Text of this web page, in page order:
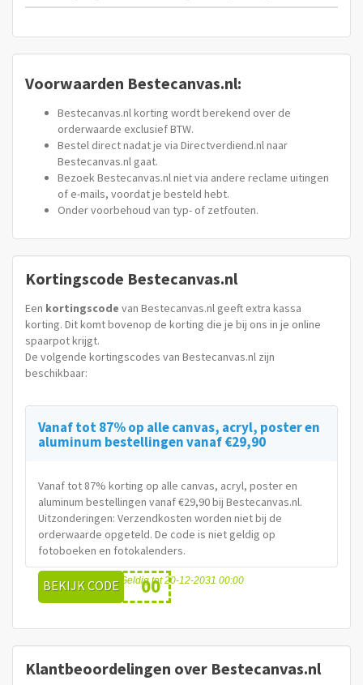
Voorwaarden Bestecanvas.nl:
Bestecanvas.nl korting wordt berekend over de
orderwaarde exclusief BTW.
Bestel direct nadat je via Directverdiend.nl naar
Bestecanvas.nl gaat.
Bezoek Bestecanvas.nl niet via andere reclame uitingen
of e-mails, voordat je besteld hebt.
Onder voorbehoud van typ- of zetfouten.
Kortingscode Bestecanvas.nl
Een kortingscode van Bestecanvas.nl geeft extra kassa
korting. Dit komt bovenop de korting die je bij ons in je online
spaarpot krijgt.
De volgende kortingscodes van Bestecanvas.nl zijn
beschikbaar:
Vanaf tot 87% op alle canvas, acryl, poster en
aluminum bestellingen vanaf €29,90
Vanaf tot 87% korting op alle canvas, acryl, poster en
aluminum bestellingen vanaf €29,90 bij Bestecanvas.nl.
Uitzonderingen: Verzendkosten worden niet bij de
orderwaarde opgeteld. De code is niet geldig op
fotoboeken en fotokalenders.
BEKIJK CODE 00
Geldig tot 20-12-2031 00:00
Klantbeoordelingen over Bestecanvas.nl